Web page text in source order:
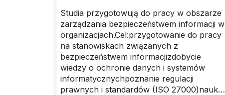
Studia przygotowują do pracy w obszarze
zarządzania bezpieczeństwem informacji w
organizacjach.Cel:przygotowanie do pracy
na stanowiskach związanych z
bezpieczeństwem informacjizdobycie
wiedzy o ochronie danych i systemów
informatycznychpoznanie regulacji
prawnych i standardów (ISO 27000)nauka